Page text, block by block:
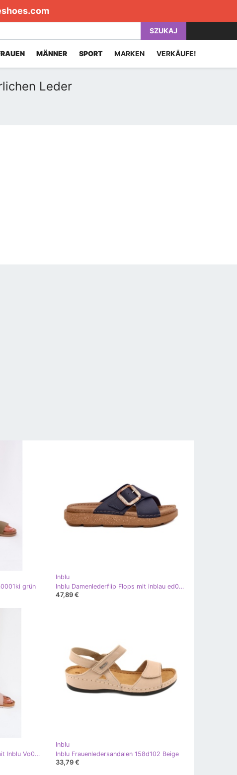
SZUKAJ
MÄNNER SPORT MARKEN VERKÄUFE!
Leder
grün
Inblu
Inblu Damenlederflip Flops mit inblau ed0003iu dunkelblau
47,89 €
Damen -Leder -Hausschuhe mit Inblu Vo0004gu Schnallenrosa
Inblu
Inblu Frauenledersandalen 158d102 Beige
33,79 €